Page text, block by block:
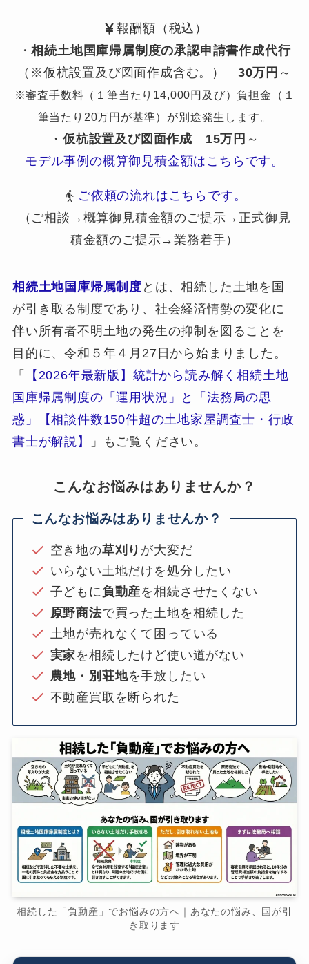
報酬額（税込）
・相続土地国庫帰属制度の承認申請書作成代行
（※仮杭設置及び図面作成含む。） 30万円 ～
※審査手数料（１筆当たり14,000円及び）負担金（１
筆当たり20万円が基準）が別途発生します。
・ 仮杭設置及び図面作成 15万円 ～
モデル事例の概算御見積金額はこちらです。
ご依頼の流れはこちらです。
（ご相談→概算御見積金額のご提示→正式御見
積金額のご提示→業務着手）
相続土地国庫帰属制度 とは、相続した土地を国
が引き取る制度であり、社会経済情勢の変化に
伴い所有者不明土地の発生の抑制を図ることを
目的に、令和５年４月27日から始まりました。
「
【2026年最新版】統計から読み解く相続土地
国庫帰属制度の「運用状況」と「法務局の思
惑」【相談件数150件超の土地家屋調査士・行政
書士が解説】
」もご覧ください。
こんなお悩みはありませんか？
こんなお悩みはありませんか？
空き地の草刈り が大変だ
いらない土地だけを処分したい
子どもに負動産を相続させたくない
原野商法で買った土地を相続した
土地が売れなくて困っている
実家を相続したけど使い道がない
農地 ・ 別荘地を手放したい
不動産買取を断られた
相続した「負動産」でお悩みの方へ｜あなたの悩み、国が引
き取ります